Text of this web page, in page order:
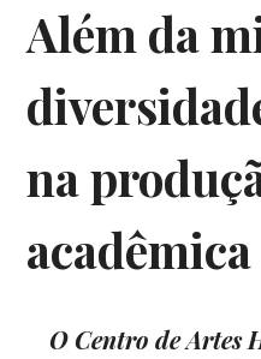
Além da
na
acadêmica
O Centro de Artes